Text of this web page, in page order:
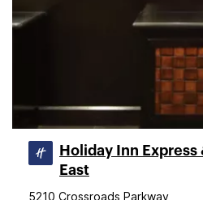
Holiday Inn Express
East
5210 Crossroads Parkway